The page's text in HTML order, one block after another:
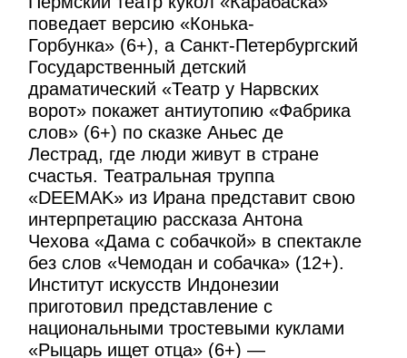
поведает версию «Конька-
Горбунка» (6+), а Санкт-Петербургский
Государственный детский
драматический «Театр у Нарвских
ворот» покажет антиутопию «Фабрика
слов» (6+) по сказке Аньес де
Лестрад, где люди живут в стране
счастья. Театральная труппа
«DEEMAK» из Ирана представит свою
интерпретацию рассказа Антона
Чехова «Дама с собачкой» в спектакле
без слов «Чемодан и собачка» (12+).
Институт искусств Индонезии
приготовил представление с
национальными тростевыми куклами
«Рыцарь ищет отца» (6+) —